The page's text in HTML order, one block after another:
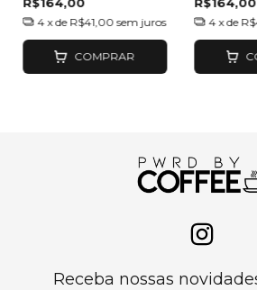
4 x de R$41,00 sem juros
COMPRAR
4 x de
Receba nossas